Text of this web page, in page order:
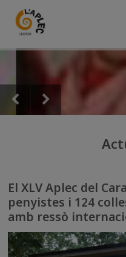
El XLV Aplec del
penyistes i 124
amb ressò